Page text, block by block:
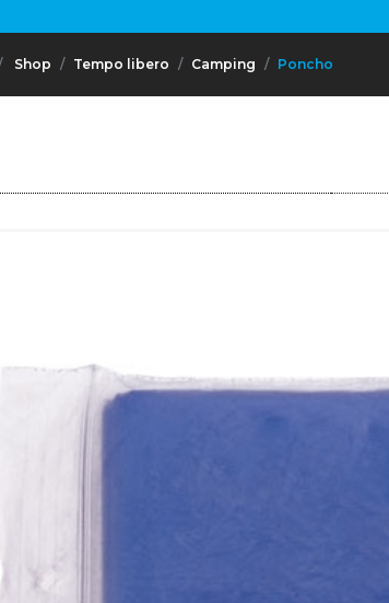
Shop Tempo libero Camping Poncho